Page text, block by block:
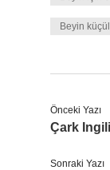
Beyin
Önceki Yazı
Çark
Sonraki Yazı